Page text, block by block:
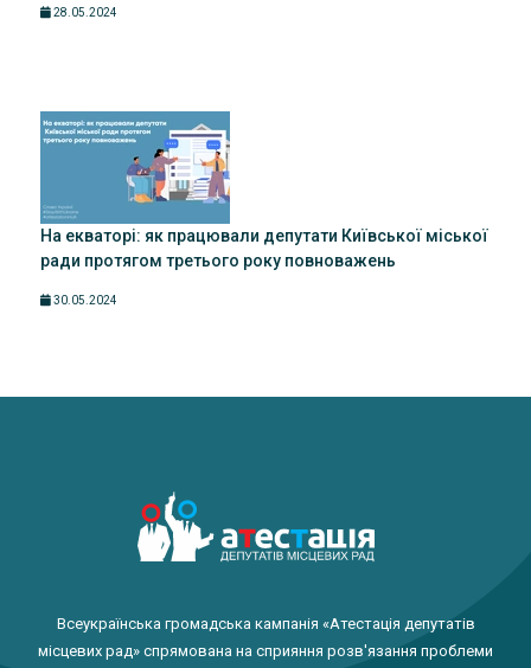
28.05.2024
На екваторі: як працювали депутати Київської міської
ради протягом третього року повноважень
30.05.2024
Всеукраїнська громадська кампанія «Атестація депутатів
місцевих рад» спрямована на сприяння розв'язання проблеми